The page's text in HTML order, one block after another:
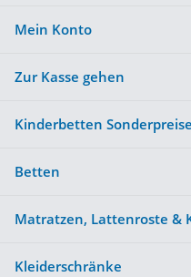
Mein Konto
Zur Kasse gehen
Kinderbetten Sonderpreise
Betten
Matratzen, Lattenroste &
Kleiderschränke